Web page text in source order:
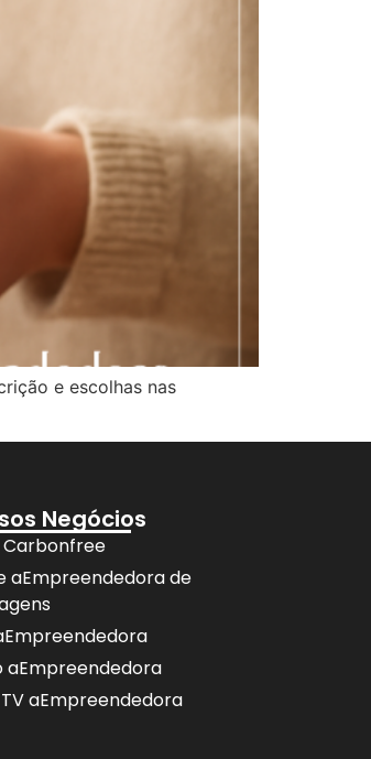
e escolhas nas
Negócios
Carbonfree
aEmpreendedora de
aEmpreendedora
aEmpreendedora